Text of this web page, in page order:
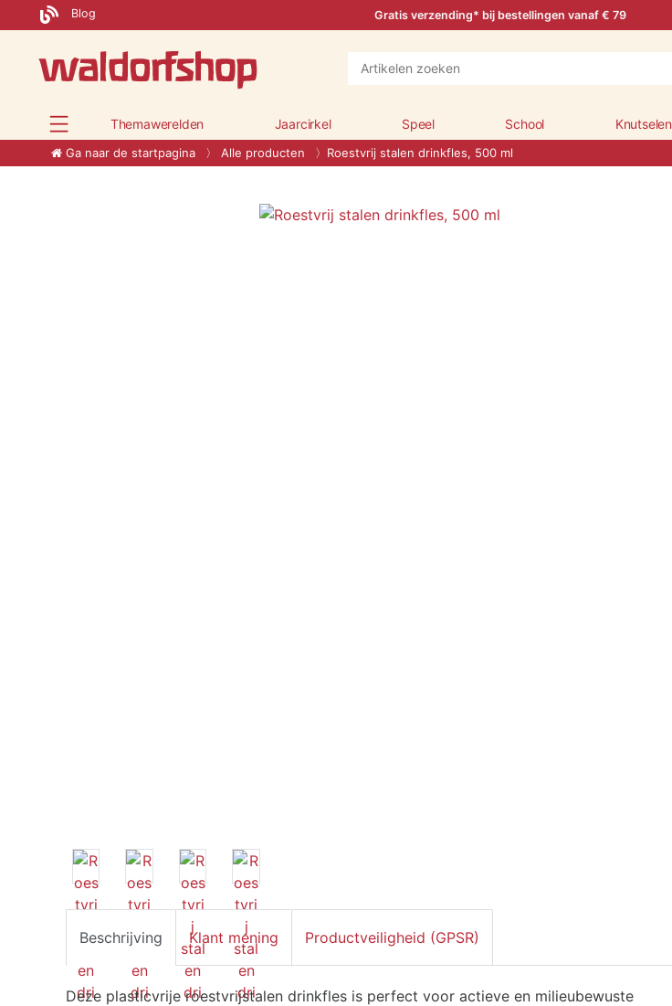
Blog Gratis verzending* bij bestellingen vanaf € 79
Themawerelden Jaarcirkel Speel School Knutselen
Ga naar de startpagina Alle producten Roestvrij stalen drinkfles, 500 ml
Beschrijving Klant mening Productveiligheid (GPSR)
Deze plasticvrije roestvrijstalen drinkfles is perfect voor actieve en milieubewuste